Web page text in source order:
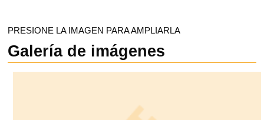
PRESIONE LA IMAGEN PARA AMPLIARLA
Galería de imágenes